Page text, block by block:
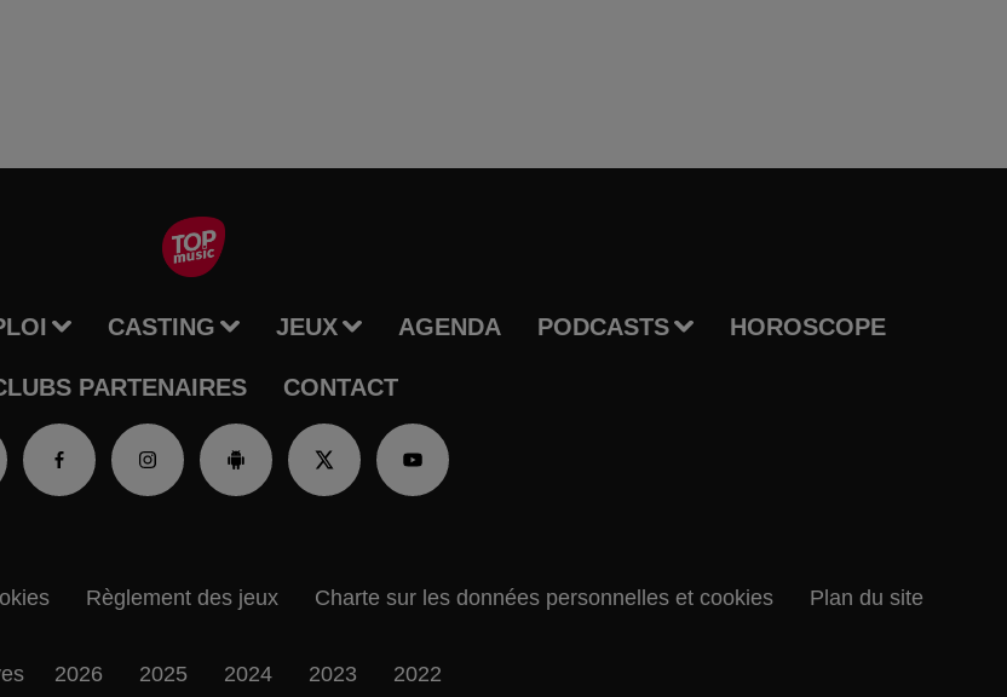
CASTING JEUX AGENDA PODCASTS HOROSCOPE
PARTENAIRES CONTACT
Règlement des jeux Charte sur les données personnelles et cookies Plan du site
2026 2025 2024 2023 2022